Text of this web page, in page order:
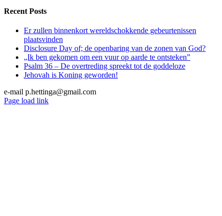
Recent Posts
Er zullen binnenkort wereldschokkende gebeurtenissen
plaatsvinden
Disclosure Day of; de openbaring van de zonen van God?
„Ik ben gekomen om een vuur op aarde te ontsteken”
Psalm 36 – De overtreding spreekt tot de goddeloze
Jehovah is Koning geworden!
e-mail p.hettinga@gmail.com
X
YouTube
Blogger
Facebook
Instagram
SoundCloud
Email
Page load link